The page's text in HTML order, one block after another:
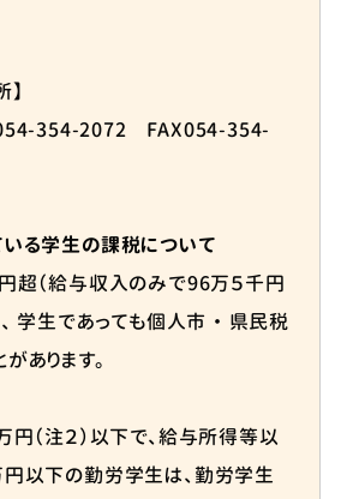
054-354-2072 FAX054-354-
いる学生の課税について
超（給与収入のみで96万５千円
学生であっても個人市 ・ 県民税
あります。
円（注２）以下で、給与所得等以
以下の勤労学生は、勤労学生